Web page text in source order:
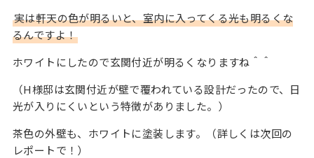
実は軒天の色が明るいと、室内に入ってくる光も明るくな
るんですよ！
ホワイトにしたので玄関付近が明るくなりますね＾＾
（H様邸は玄関付近が壁で覆われている設計だったので、日
光が入りにくいという特徴がありました。）
茶色の外壁も、ホワイトに塗装します。（詳しくは次回の
レポートで！）